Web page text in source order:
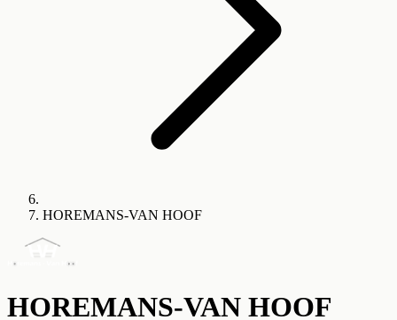
HOREMANS-VAN HOOF
HOREMANS-VAN HOOF